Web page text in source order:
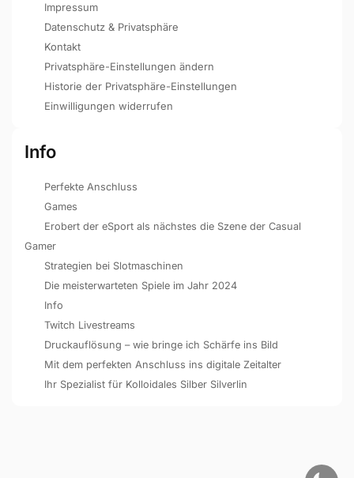
Impressum
Datenschutz & Privatsphäre
Kontakt
Privatsphäre-Einstellungen ändern
Historie der Privatsphäre-Einstellungen
Einwilligungen widerrufen
Info
Perfekte Anschluss
Games
Erobert der eSport als nächstes die Szene der Casual
Gamer
Strategien bei Slotmaschinen
Die meisterwarteten Spiele im Jahr 2024
Info
Twitch Livestreams
Druckauflösung – wie bringe ich Schärfe ins Bild
Mit dem perfekten Anschluss ins digitale Zeitalter
Ihr Spezialist für Kolloidales Silber Silverlin